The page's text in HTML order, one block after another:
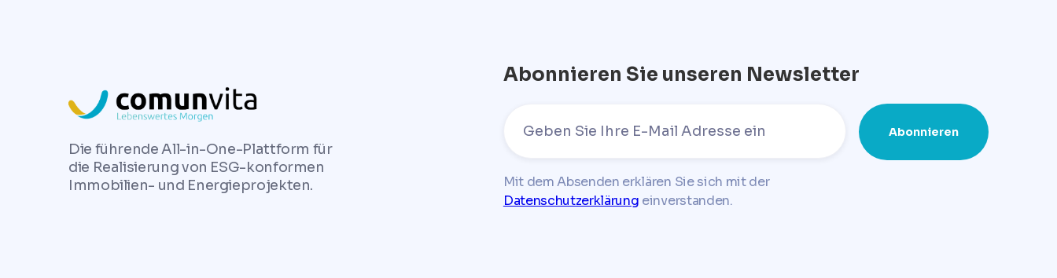
Die führende All-in-One-Plattform für
die Realisierung von ESG-konformen
Immobilien- und Energieprojekten.
Abonnieren Sie unseren Newsletter
Mit dem Absenden erklären Sie sich mit der
Datenschutzerklärung einverstanden.